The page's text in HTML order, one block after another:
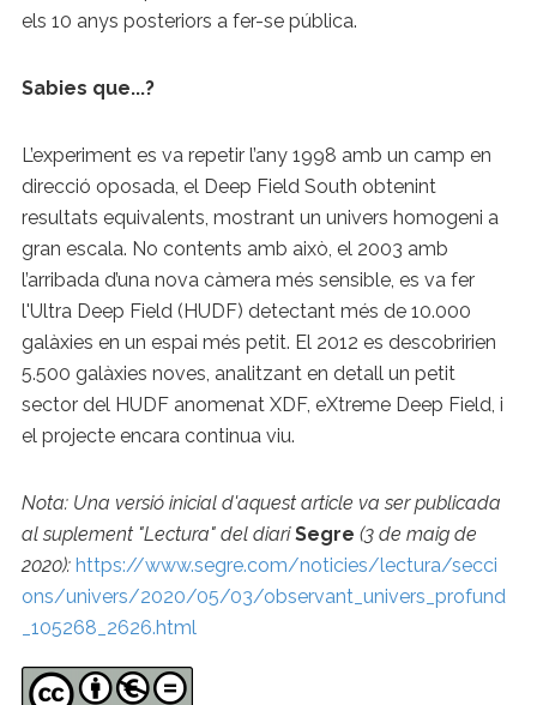
els 10 anys posteriors a fer-se pública.
Sabies que...?
L’experiment es va repetir l’any 1998 amb un camp en
direcció oposada, el Deep Field South obtenint
resultats equivalents, mostrant un univers homogeni a
gran escala. No contents amb això, el 2003 amb
l’arribada d’una nova càmera més sensible, es va fer
l'Ultra Deep Field (HUDF) detectant més de 10.000
galàxies en un espai més petit. El 2012 es descobririen
5.500 galàxies noves, analitzant en detall un petit
sector del HUDF anomenat XDF, eXtreme Deep Field, i
el projecte encara continua viu.
Nota: Una versió inicial d'aquest article va ser publicada
al suplement "Lectura" del diariSegre (3 de maig de
2020): https://www.segre.com/noticies/lectura/secci
ons/univers/2020/05/03/observant_univers_profund
_105268_2626.html